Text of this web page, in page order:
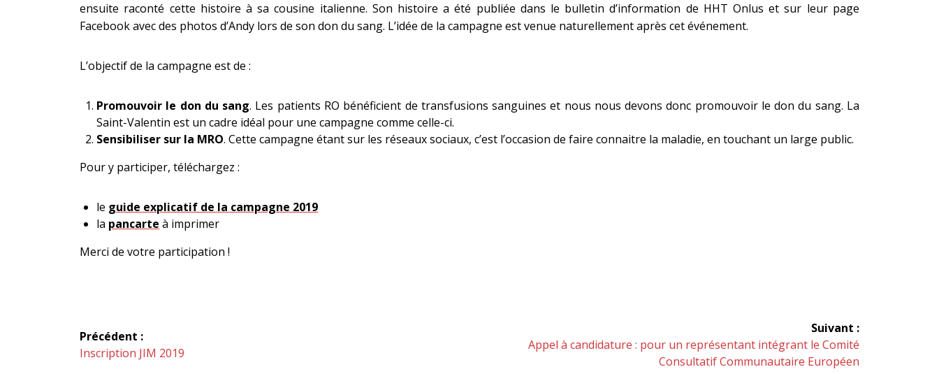
ensuite raconté cette histoire à sa cousine italienne. Son histoire a été publiée dans le bulletin d’information de HHT Onlus et sur leur page
Facebook avec des photos d’Andy lors de son don du sang. L’idée de la campagne est venue naturellement après cet événement.
L’objectif de la campagne est de :
Promouvoir le don du sang. Les patients RO bénéficient de transfusions sanguines et nous nous devons donc promouvoir le don du sang. La
Saint-Valentin est un cadre idéal pour une campagne comme celle-ci.
Sensibiliser sur la MRO. Cette campagne étant sur les réseaux sociaux, c’est l’occasion de faire connaitre la maladie, en touchant un large public.
Pour y participer, téléchargez :
le guide explicatif de la campagne 2019
la pancarte à imprimer
Merci de votre participation !
Navigation
de
Précédent :
Article
Inscription JIM 2019
Suivant :
Article
Appel à candidature : pour un représentant intégrant le Comité
Consultatif Communautaire Européen